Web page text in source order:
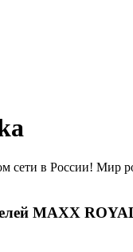
в России! Мир
MAXX